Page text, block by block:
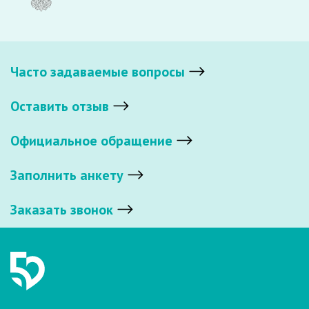
Часто задаваемые вопросы
Оставить отзыв
Официальное обращение
Заполнить анкету
Заказать звонок